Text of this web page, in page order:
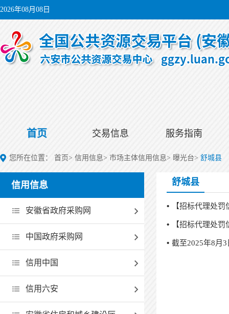
2026年08月08日
首页 交易信息 服务指南
您所在位置： 首页> 信用信息> 市场主体信用信息> 曝光台> 舒城县
信用信息
安徽省政府采购网
中国政府采购网
信用中国
信用六安
舒城县
【招标代理处
【招标代理处
截至2025年8月